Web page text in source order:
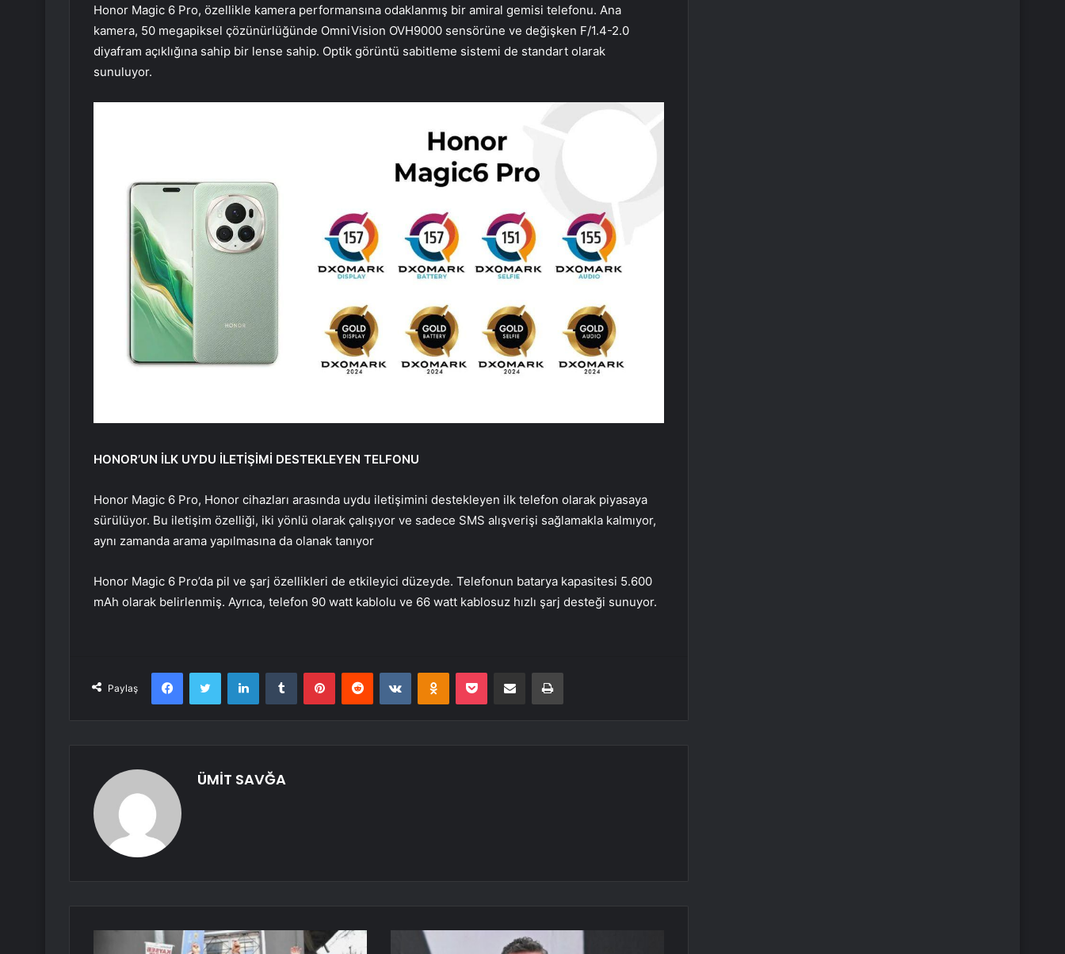
Honor Magic 6 Pro, özellikle kamera performansına odaklanmış bir amiral gemisi telefonu. Ana
kamera, 50 megapiksel çözünürlüğünde OmniVision OVH9000 sensörüne ve değişken F/1.4-2.0
diyafram açıklığına sahip bir lense sahip. Optik görüntü sabitleme sistemi de standart olarak
sunuluyor.
HONOR’UN İLK UYDU İLETİŞİMİ DESTEKLEYEN TELFONU
Honor Magic 6 Pro, Honor cihazları arasında uydu iletişimini destekleyen ilk telefon olarak piyasaya
sürülüyor. Bu iletişim özelliği, iki yönlü olarak çalışıyor ve sadece SMS alışverişi sağlamakla kalmıyor,
aynı zamanda arama yapılmasına da olanak tanıyor
Honor Magic 6 Pro’da pil ve şarj özellikleri de etkileyici düzeyde. Telefonun batarya kapasitesi 5.600
mAh olarak belirlenmiş. Ayrıca, telefon 90 watt kablolu ve 66 watt kablosuz hızlı şarj desteği sunuyor.
Paylaş
FacebookTwitter LinkedInTumblr PinterestReddit VKontakteOdnoklassniki
Pocket E-Posta ile paylaş Yazdır
ÜMİT SAVĞA